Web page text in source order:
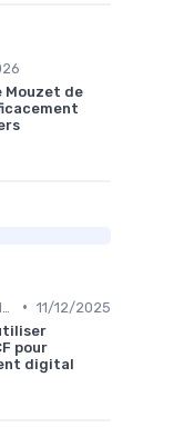
Mouzet de
• 11/12/2025
pour
digital